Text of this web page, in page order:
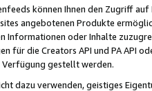
können Ihnen den Zugriff
angebotenen Produkte
Informationen oder Inhalte
für die Creators API und PA API
Verfügung gestellt werden.
dazu verwenden, geistiges